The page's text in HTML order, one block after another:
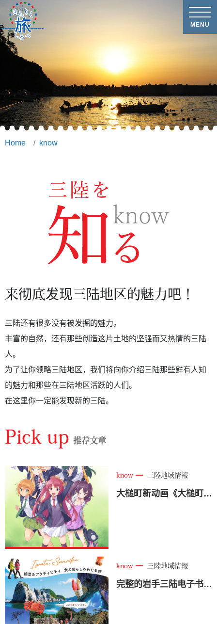
MENU
Home know
来彻底发现三陆地区的魅力吧！
三陆还有很多没有被发掘的魅力。
丰富的自然，还有那些创造这片土地的坚强而又热情的三陆
人。
为了让你领略三陆地区，我们将向你介绍三陆那些鲜有人知
的魅力和那些在三陆地区活跃的人们。
在这里你一定能发现新的三陆。
Pick up 推荐文章
know 三陸地域情報
大槌町新动画《大槌町神乐大锤》发售！ <大槌町>
know 三陸地域情報
完整的岩手三陆电子书现已推出！